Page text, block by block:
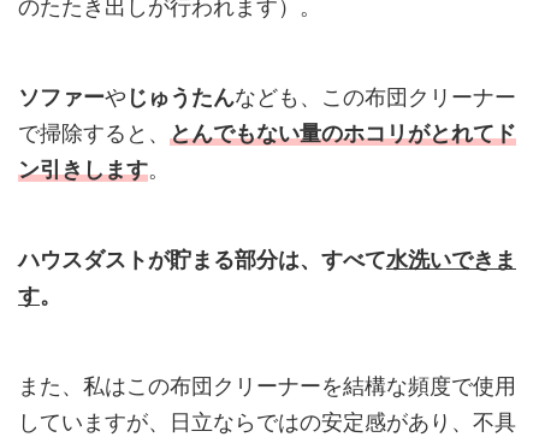
のたたき出しが行われます）。
ソファーや じゅうたんなども、この布団クリーナー
で掃除すると、 とんでもない量のホコリがとれてド
ン引きします。
ハウスダストが貯まる部分は、すべて水洗いできま
す。
また、私はこの布団クリーナーを結構な頻度で使用
していますが、日立ならではの安定感があり、不具